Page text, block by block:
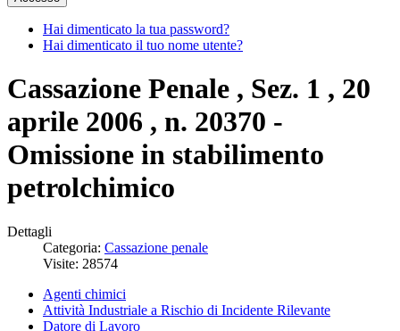
Hai dimenticato la tua password?
Hai dimenticato il tuo nome utente?
Cassazione Penale , Sez. 1 , 20
aprile 2006 , n. 20370 -
Omissione in stabilimento
petrolchimico
Dettagli
Categoria: Cassazione penale
Visite: 28574
Agenti chimici
Attività Industriale a Rischio di Incidente Rilevante
Datore di Lavoro